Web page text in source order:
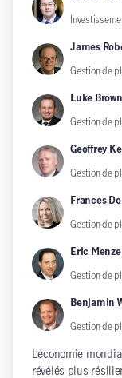
James
Gestion de
Luke
Gestion de
Geoffrey
Gestion de
Frances
Gestion de
Eric
Gestion de
Benjamin
Gestion de
L’économie
révélés plus